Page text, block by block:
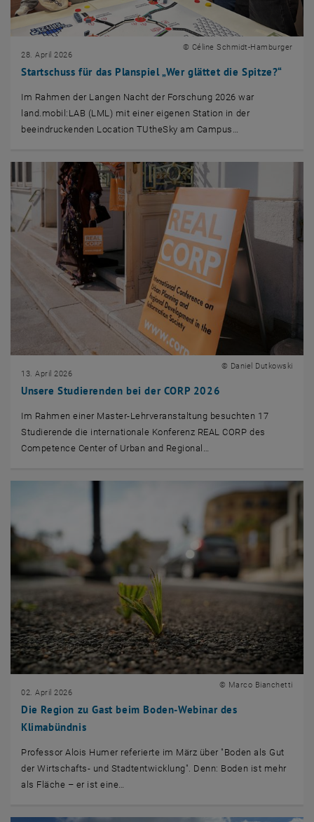
Startschuss für das Planspiel „Wer glättet die Spitze?“
28. April 2026
© Céline Schmidt-Hamburger
Im Rahmen der Langen Nacht der Forschung 2026 war
land.mobil:LAB (LML) mit einer eigenen Station in der
beeindruckenden Location TUtheSky am Campus…
Unsere Studierenden bei der CORP 2026
13. April 2026
© Daniel Dutkowski
Im Rahmen einer Master-Lehrveranstaltung besuchten 17
Studierende die internationale Konferenz REAL CORP des
Competence Center of Urban and Regional…
Die Region zu Gast beim Boden-Webinar des
Klimabündnis
02. April 2026
© Marco Bianchetti
Professor Alois Humer referierte im März über "Boden als Gut
der Wirtschafts- und Stadtentwicklung". Denn: Boden ist mehr
als Fläche – er ist eine…